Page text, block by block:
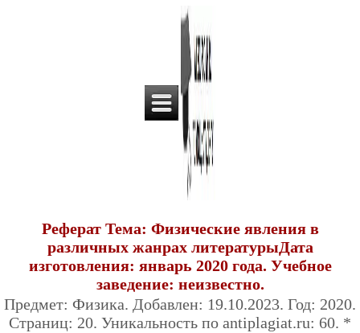
Реферат Тема: Физические явления в
различных жанрах литературыДата
изготовления: январь 2020 года. Учебное
заведение: неизвестно.
Предмет: Физика. Добавлен: 19.10.2023. Год: 2020.
Страниц: 20. Уникальность по antiplagiat.ru: 60. *